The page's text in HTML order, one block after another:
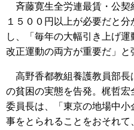
斉藤寛生全労連最賃・公契
１５００円以上が必要だと
し、「毎年の大幅引き上げ
改正運動の両方が重要だ」と
高野香都教組養護教員部長
の貧困の実態を告発。梶哲宏
委員長は、「東京の地場中
事をとられることをおそれ